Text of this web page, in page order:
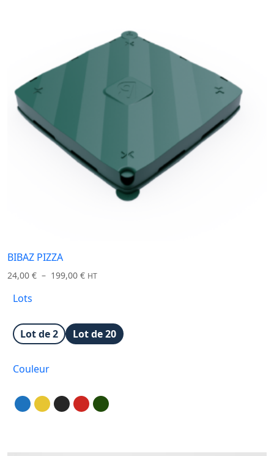
BIBAZ PIZZA
24,00 € – 199,00 €Plage
à
199,00 €
HT
Lots
Lot de 2 Lot de 20
Couleur